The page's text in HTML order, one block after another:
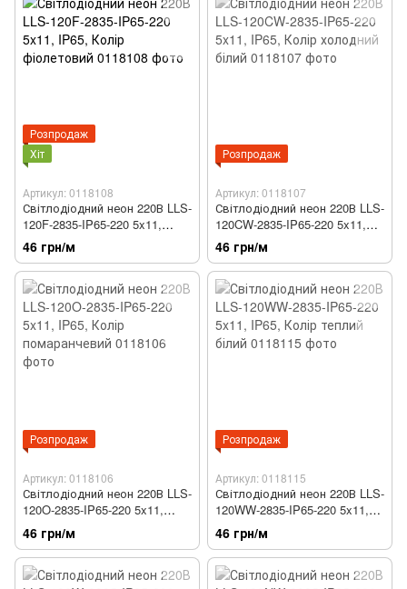
Розпродаж
Хіт
Артикул: 0118108
Світлодіодний неон 220В LLS-
120F-2835-IP65-220 5x11,
IP65, Колір фіолетовий
46 грн/м
Розпродаж
Артикул: 0118107
Світлодіодний неон 220В LLS-
120CW-2835-IP65-220 5x11,
IP65, Колір холодний білий
46 грн/м
Розпродаж
Артикул: 0118106
Світлодіодний неон 220В LLS-
120O-2835-IP65-220 5x11,
IP65, Колір помаранчевий
46 грн/м
Розпродаж
Артикул: 0118115
Світлодіодний неон 220В LLS-
120WW-2835-IP65-220 5x11,
IP65, Колір теплий білий
46 грн/м